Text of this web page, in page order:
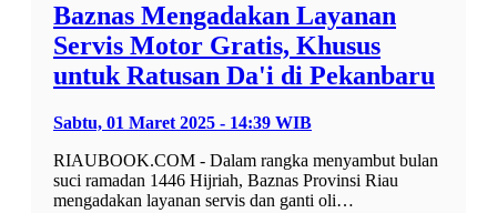
Baznas Mengadakan Layanan
Servis Motor Gratis, Khusus
untuk Ratusan Da'i di Pekanbaru
Sabtu, 01 Maret 2025 - 14:39 WIB
RIAUBOOK.COM - Dalam rangka menyambut bulan
suci ramadan 1446 Hijriah, Baznas Provinsi Riau
mengadakan layanan servis dan ganti oli…